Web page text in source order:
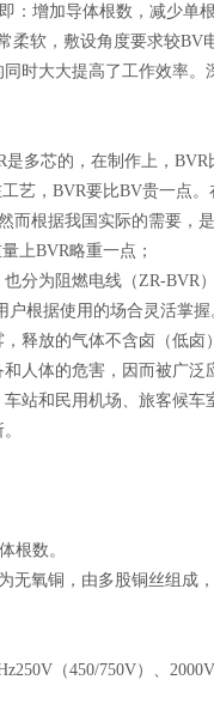
：增加导体根数，减少单
柔软，敷设角度要求较BV
时大大提高了工作效率。
是多芯的，在制作上，
艺，BVR要比BV贵一点
而根据我国实际的需要，
上BVR略重一点；
分为阻燃电线（ZR-BVR
户根据使用的场合灵活掌
释放的气体不含卤（低卤
人体的危害，因而被广泛
站和民用机场、旅客候车
根数。
无氧铜，由多股铜丝组成
（450/750V）、